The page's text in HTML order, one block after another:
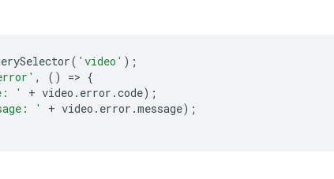
( 'video' );
, () => {
' + video . error .code);
' + video . error .message);